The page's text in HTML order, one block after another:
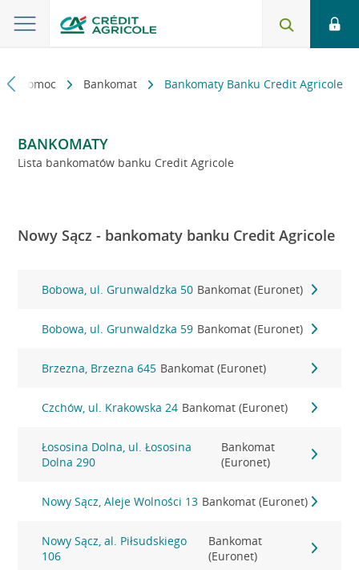
i pomoc Bankomat Bankomaty Banku Credit Agricole
BANKOMATY
Lista bankomatów banku Credit Agricole
Nowy Sącz - bankomaty banku Credit Agricole
Bobowa, ul. Grunwaldzka 50 Bankomat (Euronet)
Bobowa, ul. Grunwaldzka 59 Bankomat (Euronet)
Brzezna, Brzezna 645 Bankomat (Euronet)
Czchów, ul. Krakowska 24 Bankomat (Euronet)
Łososina Dolna, ul. Łososina
Dolna 290
Bankomat
(Euronet)
Nowy Sącz, Aleje Wolności 13 Bankomat (Euronet)
Nowy Sącz, al. Piłsudskiego
106
Bankomat
(Euronet)